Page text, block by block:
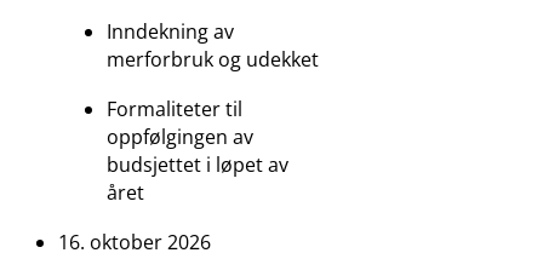
Inndekning av
merforbruk og udekket
Formaliteter til
oppfølgingen av
budsjettet i løpet av
året
16. oktober 2026